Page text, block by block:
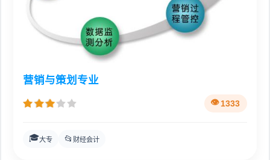
营销与策划专业
1333
🎓大专 📂 财经会计